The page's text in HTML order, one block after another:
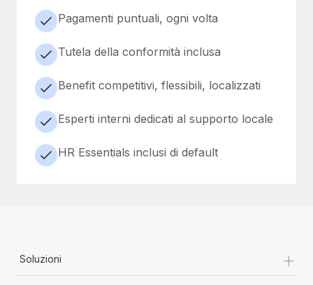
Pagamenti puntuali, ogni volta
Tutela della conformità inclusa
Benefit competitivi, flessibili, localizzati
Esperti interni dedicati al supporto locale
HR Essentials inclusi di default
Soluzioni +